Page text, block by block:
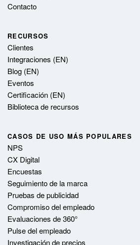
Contacto
RECURSOS
Clientes
Integraciones (EN)
Blog (EN)
Eventos
Certificación (EN)
Biblioteca de recursos
CASOS DE USO MÁS POPULARES
NPS
CX Digital
Encuestas
Seguimiento de la marca
Pruebas de publicidad
Compromiso del empleado
Evaluaciones de 360°
Pulse del empleado
Investigación de precios